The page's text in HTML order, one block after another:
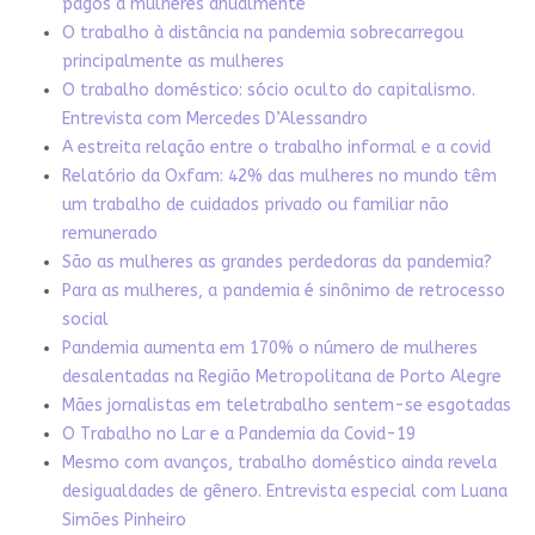
O trabalho à distância na pandemia sobrecarregou
principalmente as mulheres
O trabalho doméstico: sócio oculto do capitalismo.
Entrevista com Mercedes D’Alessandro
A estreita relação entre o trabalho informal e a covid
Relatório da Oxfam: 42% das mulheres no mundo têm
um trabalho de cuidados privado ou familiar não
remunerado
São as mulheres as grandes perdedoras da pandemia?
Para as mulheres, a pandemia é sinônimo de retrocesso
social
Pandemia aumenta em 170% o número de mulheres
desalentadas na Região Metropolitana de Porto Alegre
Mães jornalistas em teletrabalho sentem-se esgotadas
O Trabalho no Lar e a Pandemia da Covid-19
Mesmo com avanços, trabalho doméstico ainda revela
desigualdades de gênero. Entrevista especial com Luana
Simões Pinheiro